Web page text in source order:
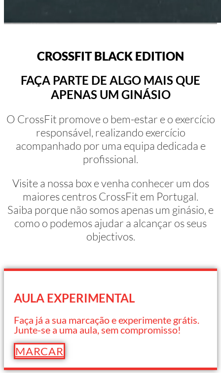
CROSSFIT BLACK EDITION
FAÇA PARTE DE ALGO MAIS QUE
APENAS UM GINÁSIO
O CrossFit promove o bem-estar e o exercício
responsável, realizando exercício
acompanhado por uma equipa dedicada e
profissional.
Visite a nossa box e venha conhecer um dos
maiores centros CrossFit em Portugal.
Saiba porque não somos apenas um ginásio, e
como o podemos ajudar a alcançar os seus
objectivos.
AULA EXPERIMENTAL
Faça já a sua marcação e experimente grátis.
Junte-se a uma aula, sem compromisso!
MARCAR